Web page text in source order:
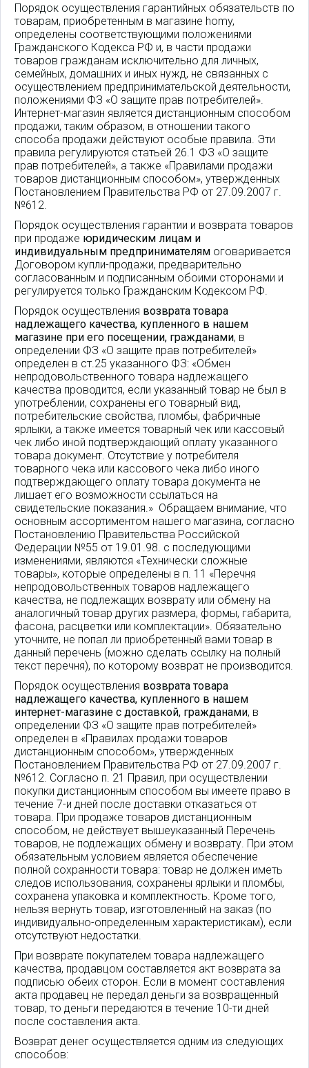
Порядок осуществления гарантийных обязательств по
товарам, приобретенным в магазине homy,
определены соответствующими положениями
Гражданского Кодекса РФ и, в части продажи
товаров гражданам исключительно для личных,
семейных, домашних и иных нужд, не связанных с
осуществлением предпринимательской деятельности,
положениями ФЗ «О защите прав потребителей».
Интернет-магазин является дистанционным способом
продажи, таким образом, в отношении такого
способа продажи действуют особые правила. Эти
правила регулируются статьей 26.1 ФЗ «О защите
прав потребителей», а также «Правилами продажи
товаров дистанционным способом», утвержденных
Постановлением Правительства РФ от 27.09.2007 г.
№612.
Порядок осуществления гарантии и возврата товаров
при продаже юридическим лицам и
индивидуальным предпринимателям оговаривается
Договором купли-продажи, предварительно
согласованным и подписанным обоими сторонами и
регулируется только Гражданским Кодексом РФ.
Порядок осуществления возврата товара
надлежащего качества, купленного в нашем
магазине при его посещении, гражданами, в
определении ФЗ «О защите прав потребителей»
определен в ст.25 указанного ФЗ: «Обмен
непродовольственного товара надлежащего
качества проводится, если указанный товар не был в
употреблении, сохранены его товарный вид,
потребительские свойства, пломбы, фабричные
ярлыки, а также имеется товарный чек или кассовый
чек либо иной подтверждающий оплату указанного
товара документ. Отсутствие у потребителя
товарного чека или кассового чека либо иного
подтверждающего оплату товара документа не
лишает его возможности ссылаться на
свидетельские показания.» Обращаем внимание, что
основным ассортиментом нашего магазина, согласно
Постановлению Правительства Российской
Федерации №55 от 19.01.98. с последующими
изменениями, являются «Технически сложные
товары», которые определены в п. 11 «Перечня
непродовольственных товаров надлежащего
качества, не подлежащих возврату или обмену на
аналогичный товар других размера, формы, габарита,
фасона, расцветки или комплектации». Обязательно
уточните, не попал ли приобретенный вами товар в
данный перечень (можно сделать ссылку на полный
текст перечня), по которому возврат не производится.
Порядок осуществления возврата товара
надлежащего качества, купленного в нашем
интернет-магазине с доставкой, гражданами, в
определении ФЗ «О защите прав потребителей»
определен в «Правилах продажи товаров
дистанционным способом», утвержденных
Постановлением Правительства РФ от 27.09.2007 г.
№612. Согласно п. 21 Правил, при осуществлении
покупки дистанционным способом вы имеете право в
течение 7-и дней после доставки отказаться от
товара. При продаже товаров дистанционным
способом, не действует вышеуказанный Перечень
товаров, не подлежащих обмену и возврату. При этом
обязательным условием является обеспечение
полной сохранности товара: товар не должен иметь
следов использования, сохранены ярлыки и пломбы,
сохранена упаковка и комплектность. Кроме того,
нельзя вернуть товар, изготовленный на заказ (по
индивидуально-определенным характеристикам), если
отсутствуют недостатки.
При возврате покупателем товара надлежащего
качества, продавцом составляется акт возврата за
подписью обеих сторон. Если в момент составления
акта продавец не передал деньги за возвращенный
товар, то деньги передаются в течение 10-ти дней
после составления акта.
Возврат денег осуществляется одним из следующих
способов: